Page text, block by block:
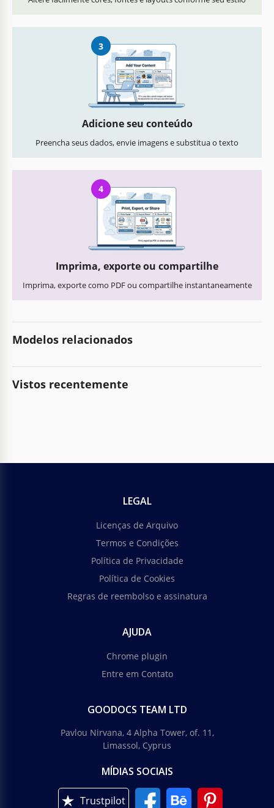
3
Adicione seu conteúdo
Preencha seus dados, envie imagens e substitua o texto
4
Imprima, exporte ou compartilhe
Imprima, exporte como PDF ou compartilhe instantaneamente
Modelos relacionados
Vistos recentemente
LEGAL
Licenças de Arquivo
Termos e Condições
Política de Privacidade
Política de Cookies
Regras de reembolso e assinatura
AJUDA
Chrome plugin
Entre em Contato
GOODOCS TEAM LTD
Pavlou Nirvana, 4 Alpha Tower, of. 11,
Limassol, Cyprus
MÍDIAS SOCIAIS
Trustpilot